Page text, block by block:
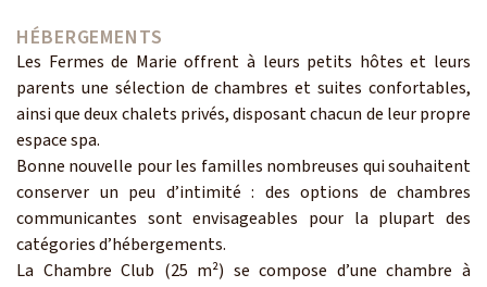
HÉBERGEMENTS
Les Fermes de Marie offrent à leurs petits hôtes et leurs
parents une sélection de chambres et suites confortables,
ainsi que deux chalets privés, disposant chacun de leur propre
espace spa.
Bonne nouvelle pour les familles nombreuses qui souhaitent
conserver un peu d’intimité : des options de chambres
communicantes sont envisageables pour la plupart des
catégories d’hébergements.
La Chambre Club (25 m²) se compose d’une chambre à